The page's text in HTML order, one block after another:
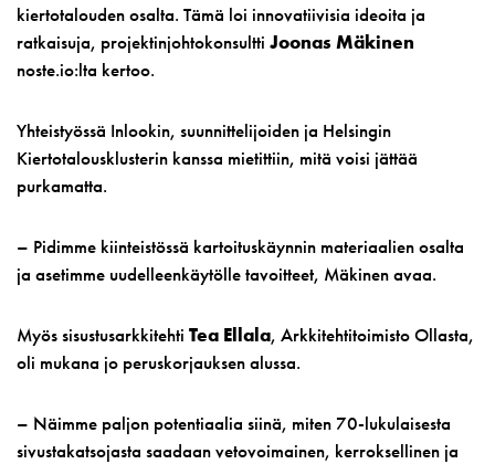
kiertotalouden osalta. Tämä loi innovatiivisia ideoita ja
ratkaisuja, projektinjohtokonsultti Joonas Mäkinen
noste.io:lta kertoo.
Yhteistyössä Inlookin, suunnittelijoiden ja Helsingin
Kiertotalousklusterin kanssa mietittiin, mitä voisi jättää
purkamatta.
– Pidimme kiinteistössä kartoituskäynnin materiaalien osalta
ja asetimme uudelleenkäytölle tavoitteet, Mäkinen avaa.
Myös sisustusarkkitehti Tea Ellala, Arkkitehtitoimisto Ollasta,
oli mukana jo peruskorjauksen alussa.
– Näimme paljon potentiaalia siinä, miten 70-lukulaisesta
sivustakatsojasta saadaan vetovoimainen, kerroksellinen ja